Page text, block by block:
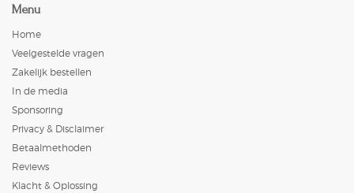
Menu
Home
Veelgestelde vragen
Zakelijk bestellen
In de media
Sponsoring
Privacy & Disclaimer
Betaalmethoden
Reviews
Klacht & Oplossing